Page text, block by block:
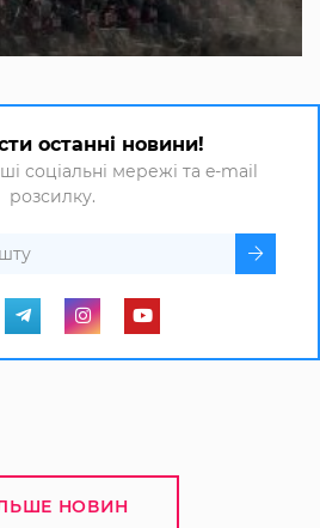
останні новини!
соціальні мережі та e-mail
розсилку.
НОВИН